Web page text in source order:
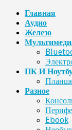
Главная
Аудио
Железо
ПК И
Разное
Ebook